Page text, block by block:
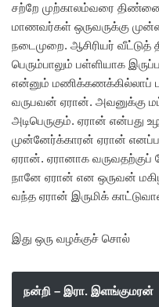
சற்றே முற்காலம்வரை
மாணவர்கள் ஒருவருக்கு
நடைமுறை. ஆசிரியர்
பெரும்பாலும் பள்ளியாக
என்னும் மணிக்கணக்கில்லாப்
வருபவன் ஏரான். அவனுக்கு
அடிபெருகும். ஏரான் என்பது
முன்னேர்க்காரன் ஏரான்
ஏரான். ஏரானாக வருவதற்குப்
நானே ஏரான் என ஒருவன்
வந்த ஏரான் இருமிக்
இது ஒரு வழக்குச் சொல்
நன்றி – இரா. இளங்குமரன்